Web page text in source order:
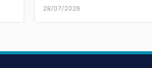
28/07/2026